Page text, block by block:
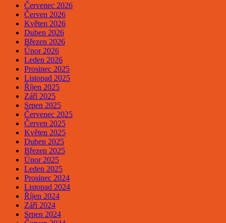
Červenec 2026
Červen 2026
Květen 2026
Duben 2026
Březen 2026
Únor 2026
Leden 2026
Prosinec 2025
Listopad 2025
Říjen 2025
Září 2025
Srpen 2025
Červenec 2025
Červen 2025
Květen 2025
Duben 2025
Březen 2025
Únor 2025
Leden 2025
Prosinec 2024
Listopad 2024
Říjen 2024
Září 2024
Srpen 2024